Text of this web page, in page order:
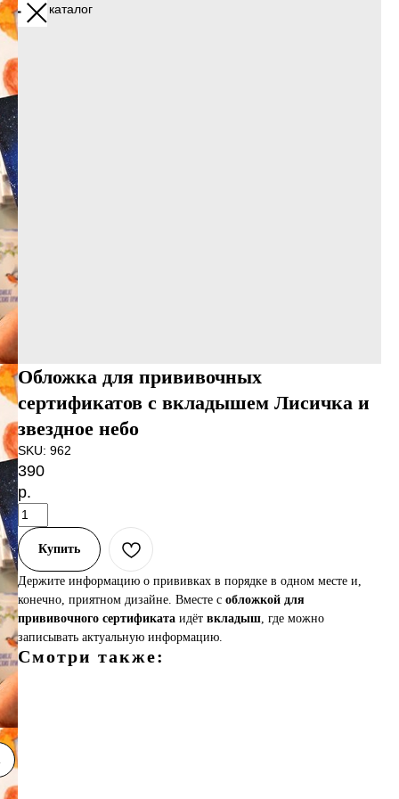
Назад в каталог
Обложка для прививочных
сертификатов с вкладышем Лисичка и
звездное небо
SKU: 962
390
р.
Купить
Держите информацию о прививках в порядке в одном месте и,
конечно, приятном дизайне. Вместе с обложкой для
прививочного сертификата идёт вкладыш, где можно
записывать актуальную информацию.
Смотри также: